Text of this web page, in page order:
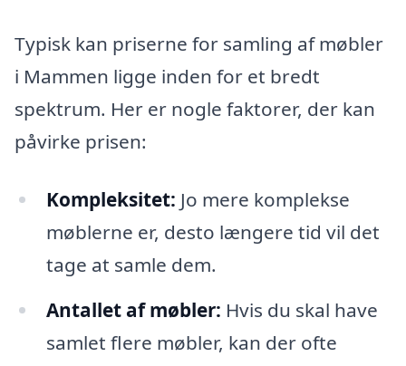
Typisk kan priserne for samling af møbler
i Mammen ligge inden for et bredt
spektrum. Her er nogle faktorer, der kan
påvirke prisen:
Kompleksitet: Jo mere komplekse
møblerne er, desto længere tid vil det
tage at samle dem.
Antallet af møbler: Hvis du skal have
samlet flere møbler, kan der ofte